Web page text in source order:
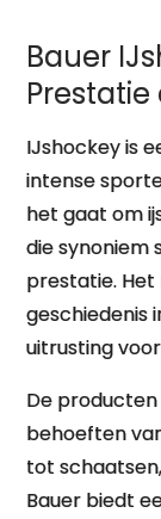
Bauer
Prestatie
IJshockey is
intense
het gaat om
die synoniem
prestatie.
geschiedenis
uitrusting
De
behoeften
tot
Bauer biedt